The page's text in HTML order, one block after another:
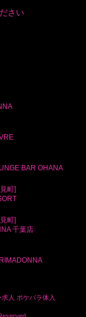
さい
BAR OHANA
町]
町]
千葉店
人 ポケパラ体入